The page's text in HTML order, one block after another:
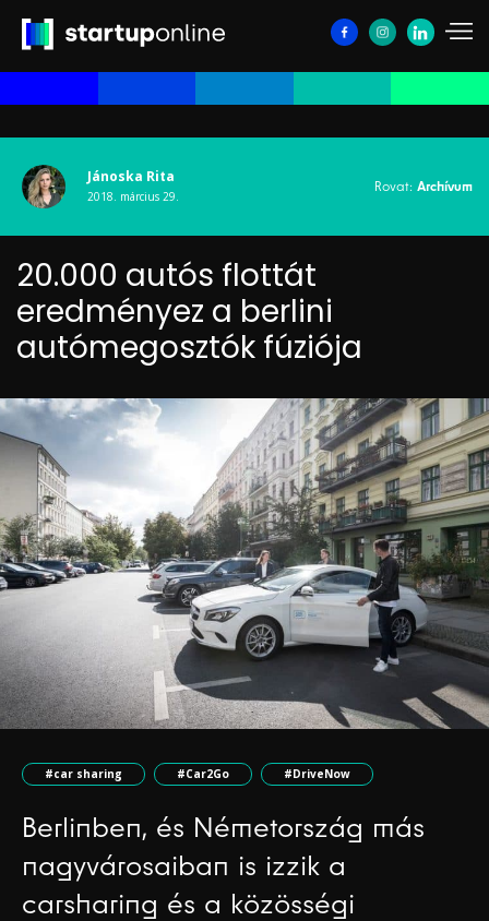
Jánoska Rita
2018. március 29.
Rovat: Archívum
20.000 autós flottát
eredményez a berlini
autómegosztók fúziója
#car sharing #Car2Go #DriveNow
Berlinben, és Németország más
nagyvárosaiban is izzik a
carsharing és a közösségi